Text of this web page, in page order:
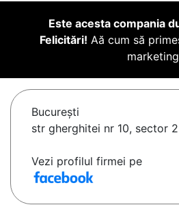
Este acesta compania
Felicitări! Aă cum să
marketing
Bucureşti
str gherghitei nr 10, sector 2
Vezi profilul firmei pe